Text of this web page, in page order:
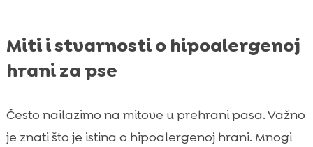
Miti i stvarnosti o hipoalergenoj
hrani za pse
Često nailazimo na mitove u prehrani pasa. Važno
je znati što je istina o hipoalergenoj hrani. Mnogi